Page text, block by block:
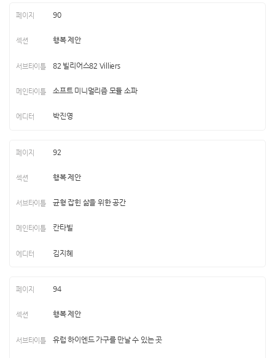
90
행복 제안
82 빌리어스82 Villiers
소프트 미니멀리즘 모듈 소파
박진영
92
행복 제안
균형 잡힌 삶을 위한 공간
칸타빌
김지혜
94
행복 제안
유럽 하이엔드 가구를 만날 수 있는 곳